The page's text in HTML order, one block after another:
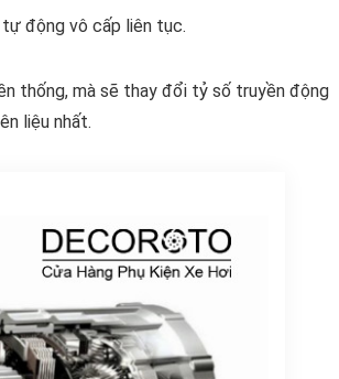
động vô cấp liên tục.
thống, mà sẽ thay đổi tỷ số truyền động
liệu nhất.